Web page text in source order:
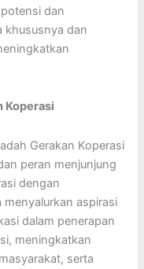
dan
khususnya dan
Koperasi
Gerakan Koperasi
peran menjunjung
dengan
aspirasi
dalam penerapan
meningkatkan
serta